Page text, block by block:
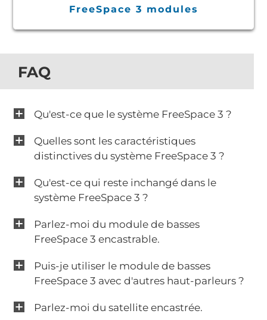
FreeSpace 3 modules
FAQ
Qu'est-ce que le système FreeSpace 3 ?
Quelles sont les caractéristiques
distinctives du système FreeSpace 3 ?
Qu'est-ce qui reste inchangé dans le
système FreeSpace 3 ?
Parlez-moi du module de basses
FreeSpace 3 encastrable.
Puis-je utiliser le module de basses
FreeSpace 3 avec d'autres haut-parleurs ?
Parlez-moi du satellite encastrée.